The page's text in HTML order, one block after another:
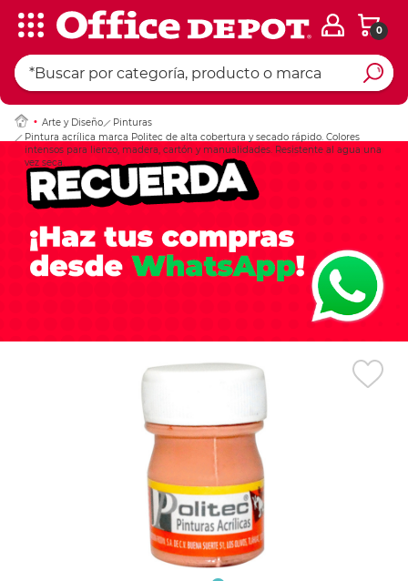
0
Arte y Diseño
Pinturas
Pintura acrílica marca Politec de alta cobertura y secado rápido. Colores
intensos para lienzo, madera, cartón y manualidades. Resistente al agua una
vez seca.
Ingresar Codigo